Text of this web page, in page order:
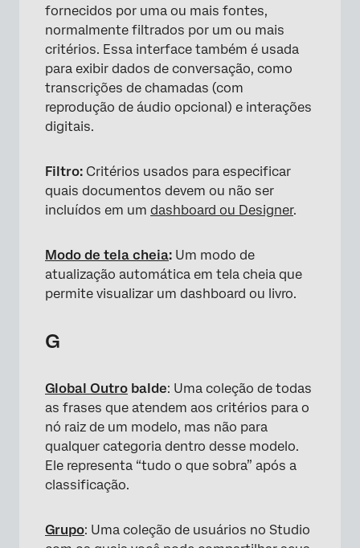
fornecidos por uma ou mais fontes,
normalmente filtrados por um ou mais
critérios. Essa interface também é usada
para exibir dados de conversação, como
transcrições de chamadas (com
reprodução de áudio opcional) e interações
digitais.
Filtro: Critérios usados para especificar
quais documentos devem ou não ser
incluídos em um dashboard ou Designer.
Modo de tela cheia: Um modo de
atualização automática em tela cheia que
permite visualizar um dashboard ou livro.
G
Global Outro balde: Uma coleção de todas
as frases que atendem aos critérios para o
nó raiz de um modelo, mas não para
qualquer categoria dentro desse modelo.
Ele representa “tudo o que sobra” após a
classificação.
Grupo: Uma coleção de usuários no Studio